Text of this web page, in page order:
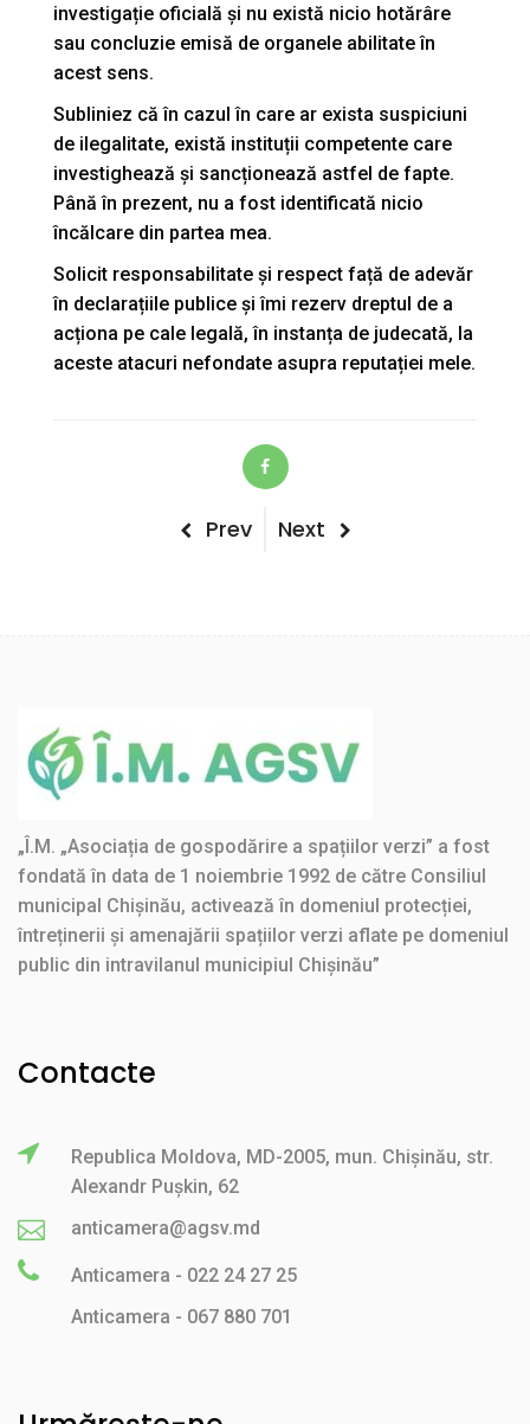
investigație oficială și nu există nicio hotărâre
sau concluzie emisă de organele abilitate în
acest sens.
Subliniez că în cazul în care ar exista suspiciuni
de ilegalitate, există instituții competente care
investighează și sancționează astfel de fapte.
Până în prezent, nu a fost identificată nicio
încălcare din partea mea.
Solicit responsabilitate și respect față de adevăr
în declarațiile publice și îmi rezerv dreptul de a
acționa pe cale legală, în instanța de judecată, la
aceste atacuri nefondate asupra reputației mele.
Previous
Prev
Next
Next
„Î.M. „Asociația de gospodărire a spațiilor verzi” a fost
fondată în data de 1 noiembrie 1992 de către Consiliul
municipal Chișinău, activează în domeniul protecției,
întreținerii și amenajării spațiilor verzi aflate pe domeniul
public din intravilanul municipiul Chișinău”
Contacte
Republica Moldova, MD-2005, mun. Chișinău, str.
Alexandr Pușkin, 62
anticamera@agsv.md
Anticamera - 022 24 27 25
Anticamera - 067 880 701